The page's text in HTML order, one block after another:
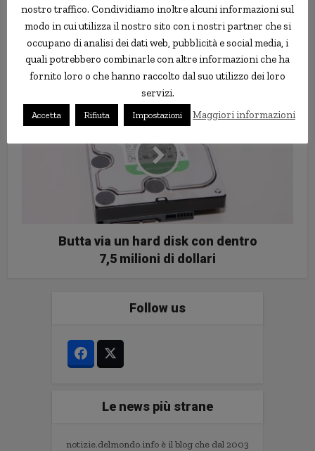
Si fa restituire i soldi che spende
con un messaggio sulle
banconote
Butta via un hard disk con dentro
7,5 milioni di dollari
Follow us
Le news più strane
notizie.delmondo.info è il blog che dal 2003
nostro traffico. Condividiamo inoltre alcuni informazioni sul
modo in cui utilizza il nostro sito con i nostri partner che si
occupano di analisi dei dati web, pubblicità e social media, i
quali potrebbero combinarle con altre informazioni che ha
fornito loro o che hanno raccolto dal suo utilizzo dei loro
servizi.
Accetta Rifiuta Impostazioni Maggiori informazioni